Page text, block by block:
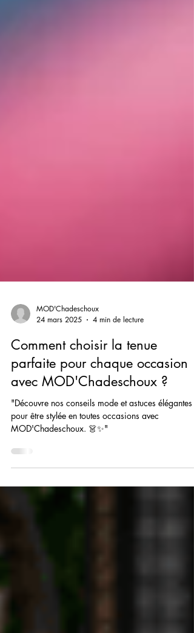
MOD'Chadeschoux
24 mars 2025
4 min de lecture
Comment choisir la tenue
avec MOD'Chadeschoux ?
"Découvre nos conseils mode et astuces élégantes
pour être stylée en toutes occasions avec